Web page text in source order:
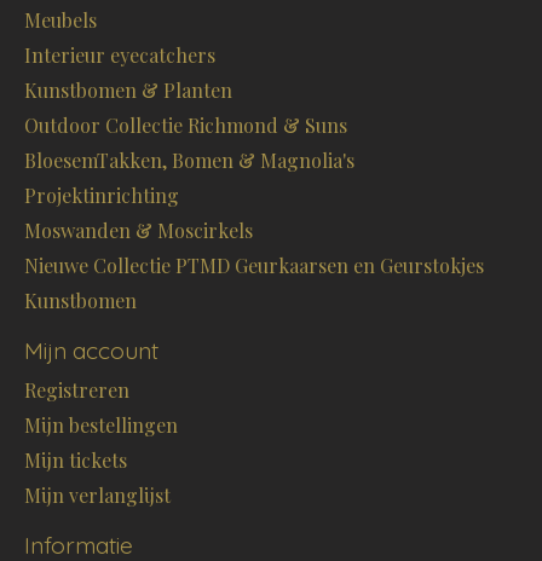
Meubels
Interieur eyecatchers
Kunstbomen & Planten
Outdoor Collectie Richmond & Suns
BloesemTakken, Bomen & Magnolia's
Projektinrichting
Moswanden & Moscirkels
Nieuwe Collectie PTMD Geurkaarsen en Geurstokjes
Kunstbomen
Mijn account
Registreren
Mijn bestellingen
Mijn tickets
Mijn verlanglijst
Informatie